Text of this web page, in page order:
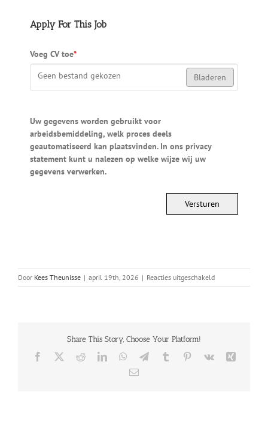
Apply For This Job
Voeg CV toe*
Geen bestand gekozen
Bladeren
Uw gegevens worden gebruikt voor
arbeidsbemiddeling, welk proces deels
geautomatiseerd kan plaatsvinden. In ons privacy
statement kunt u nalezen op welke wijze wij uw
gegevens verwerken.
Versturen
Door Kees Theunisse | april 19th, 2026 | Reacties uitgeschakeldvoor
Boekhouder
Share This Story, Choose Your Platform!
Facebook RedditLinkedInWhatsApp
TelegramTumblr Pinterest
Vk
E-